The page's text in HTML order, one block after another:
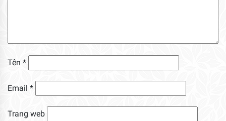
Tên *
Email *
Trang web